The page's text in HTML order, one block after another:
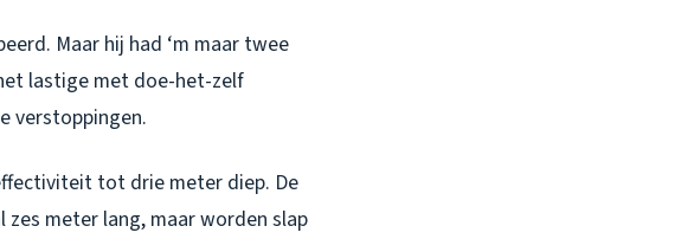
Maar hij had ‘m maar twee
lastige met doe-het-zelf
verstoppingen.
tot drie meter diep. De
meter lang, maar worden slap